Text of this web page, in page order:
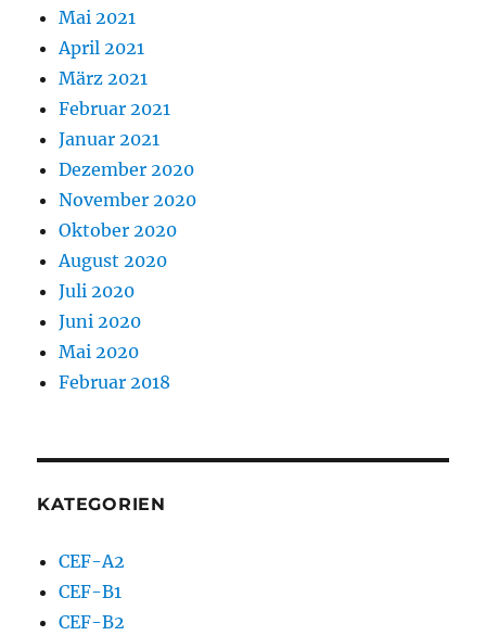
Mai 2021
April 2021
März 2021
Februar 2021
Januar 2021
Dezember 2020
November 2020
Oktober 2020
August 2020
Juli 2020
Juni 2020
Mai 2020
Februar 2018
KATEGORIEN
CEF-A2
CEF-B1
CEF-B2